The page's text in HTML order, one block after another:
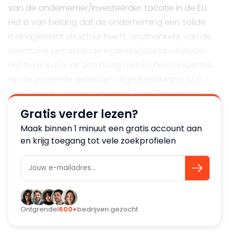
van de ondernemer/investeerder. Locatie in de EU.
Het is van belang dat de onderneming een solide
management structuur heeft, onafhankelijk van de
social media, content creation, paid advertising.
Geen niche en winstgevend.
Gratis verder lezen?
Maak binnen 1 minuut een gratis account aan
en krijg toegang tot vele zoekprofielen
Ontgrendel600+bedrijven gezocht